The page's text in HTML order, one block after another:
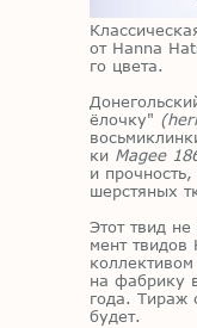
от Hanna
го цве­та.
ёлоч­ку"
ки Magee
и
шер­стя­ных
Этот твид
мент тви­дов
кол­лек­ти­вом
на фаб­ри­ку
года. Ти­раж
бу­дет.